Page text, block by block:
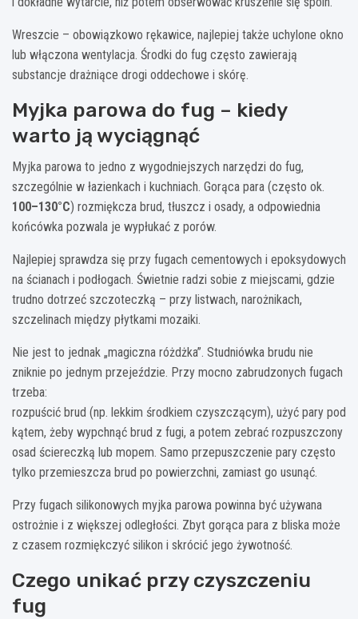
Wreszcie – obowiązkowo rękawice, najlepiej także uchylone okno
lub włączona wentylacja. Środki do fug często zawierają
substancje drażniące drogi oddechowe i skórę.
Myjka parowa do fug – kiedy
warto ją wyciągnąć
Myjka parowa to jedno z wygodniejszych narzędzi do fug,
szczególnie w łazienkach i kuchniach. Gorąca para (często ok.
100–130°C) rozmiękcza brud, tłuszcz i osady, a odpowiednia
końcówka pozwala je wypłukać z porów.
Najlepiej sprawdza się przy fugach cementowych i epoksydowych
na ścianach i podłogach. Świetnie radzi sobie z miejscami, gdzie
trudno dotrzeć szczoteczką – przy listwach, narożnikach,
szczelinach między płytkami mozaiki.
Nie jest to jednak „magiczna różdżka”. Studniówka brudu nie
zniknie po jednym przejeździe. Przy mocno zabrudzonych fugach
trzeba:
rozpuścić brud (np. lekkim środkiem czyszczącym), użyć pary pod
kątem, żeby wypchnąć brud z fugi, a potem zebrać rozpuszczony
osad ściereczką lub mopem. Samo przepuszczenie pary często
tylko przemieszcza brud po powierzchni, zamiast go usunąć.
Przy fugach silikonowych myjka parowa powinna być używana
ostrożnie i z większej odległości. Zbyt gorąca para z bliska może
z czasem rozmiękczyć silikon i skrócić jego żywotność.
Czego unikać przy czyszczeniu
fug